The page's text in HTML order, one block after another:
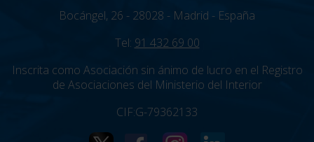
Bocángel, 26 - 28028 - Madrid - España
Tel: 91 432 69 00
Inscrita como Asociación sin ánimo de lucro en el Registro
de Asociaciones del Ministerio del Interior
CIF:G-79362133